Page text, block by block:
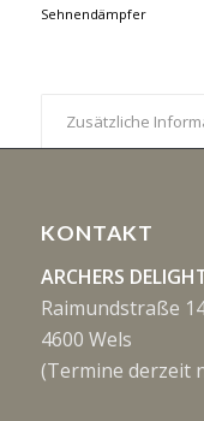
Sehnendämpfer
Zusätzliche
KONTAKT
ARCHERS
Raimundstraße
4600 Wels
(Termine derzeit